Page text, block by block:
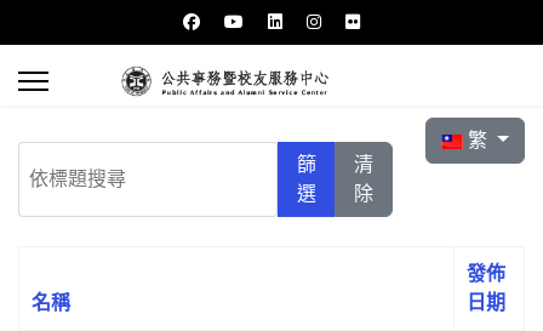
選擇你的語言
繁
篩
選
清
除
名稱
發佈
日期